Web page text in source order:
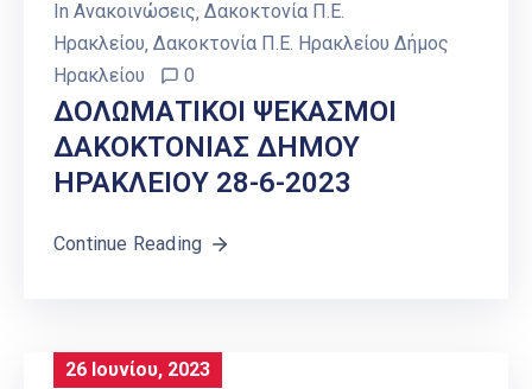
In Ανακοινώσεις Δακοκτονία Π.Ε.
Ηρακλείου Δακοκτονία Π.Ε. Ηρακλείου Δήμος
Ηρακλείου
0
ΔΟΛΩΜΑΤΙΚΟΙ ΨΕΚΑΣΜΟΙ
ΔΑΚΟΚΤΟΝΙΑΣ ΔΗΜΟΥ
ΗΡΑΚΛΕΙΟY 28-6-2023
Continue Reading
26 Ιουνίου, 2023